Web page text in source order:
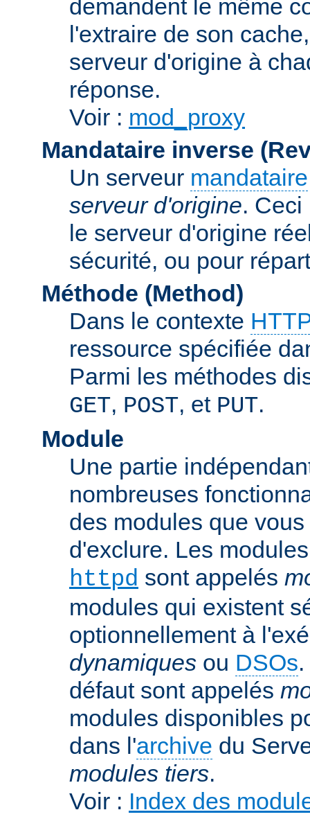
demandent le même
l'extraire de son
serveur d'origine à
réponse.
Voir : mod_proxy
Mandataire inverse
Un serveur mandataire
serveur d'origine.
le serveur d'origine
sécurité, ou pour
Méthode (Method)
Dans le contexte HTTP
ressource spécifiée
Parmi les méthodes
GET, POST, et PUT.
Module
Une partie
nombreuses
des modules que
d'exclure. Les
httpd sont appelés
modules qui existent
optionnellement à
dynamiques ou DSOs
défaut sont appelés
modules disponibles
dans l'archive du
modules tiers.
Voir : Index des